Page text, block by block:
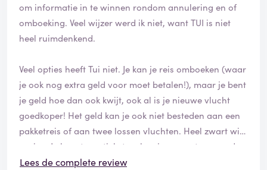
om informatie in te winnen rondom annulering en of
omboeking. Veel wijzer werd ik niet, want TUI is niet
heel ruimdenkend.
Veel opties heeft Tui niet. Je kan je reis omboeken (waar
je ook nog extra geld voor moet betalen!), maar je bent
je geld hoe dan ook kwijt, ook al is je nieuwe vlucht
goedkoper! Het geld kan je ook niet besteden aan een
pakketreis of aan twee lossen vluchten. Heel zwart wit
gezien. Je koopt een ticket en kan je om wat voor reden
niet gaan, dan heb je pech, je geld ben je hoe dan ook
Lees de complete review